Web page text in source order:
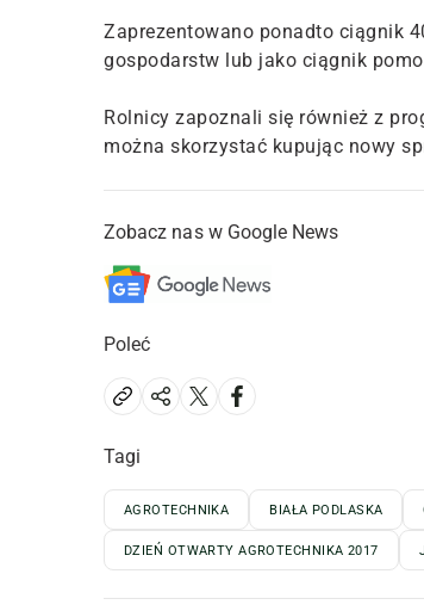
Zaprezentowano ponadto ciągnik
gospodarstw lub jako ciągnik
Rolnicy zapoznali się również z
można skorzystać kupując nowy
Zobacz nas w Google News
Poleć
Tagi
AGROTECHNIKA BIAŁA PODLASKA
DZIEŃ OTWARTY AGROTECHNIKA 2017